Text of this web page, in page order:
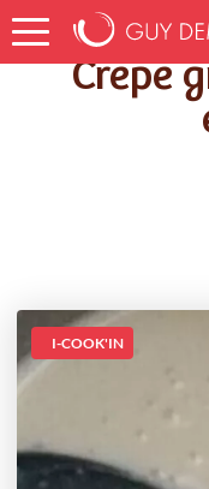
Accueil Recettes
Crêpe
I-COOK'IN